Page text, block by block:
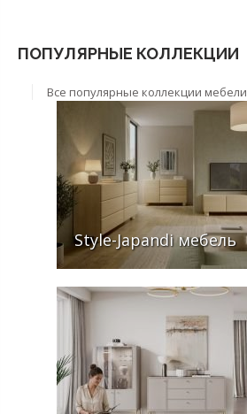
ПОПУЛЯРНЫЕ КОЛЛЕКЦИИ
Все популярные коллекции мебели
Style-Japandi мебель